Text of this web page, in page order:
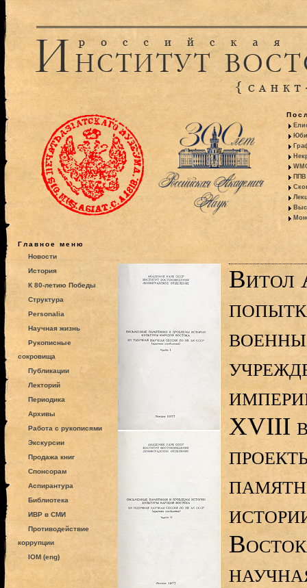
ППВ
Главное меню
Новости
История
К 80-летию Победы
Структура
Personalia
Научная жизнь
Рукописные
сокровища
Публикации
Лекторий
Периодика
Архивы
Работа с рукописями
Экскурсии
Продажа книг
Спонсорам
Аспирантура
Библиотека
ИВР в СМИ
Противодействие
коррупции
IOM (eng)
Витол
ХVIII